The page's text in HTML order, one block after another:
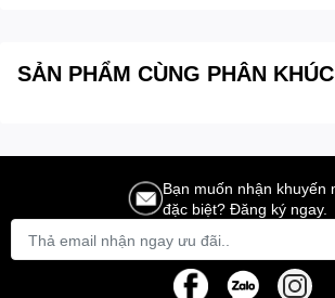
SẢN PHẨM CÙNG PHÂN
Bạn muốn nhận khuyến
đặc biệt? Đăng ký ngay.